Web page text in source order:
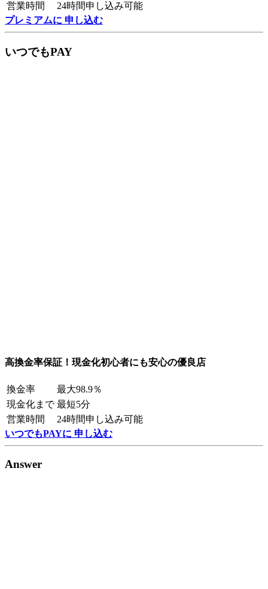
営業時間
24時間申し込み可能
プレミアムに 申し込む
いつでもPAY
高換金率保証！現金化初心者にも安心の優良店
換金率
最大98.9％
現金化まで 最短5分
営業時間
24時間申し込み可能
いつでもPAYに 申し込む
Answer